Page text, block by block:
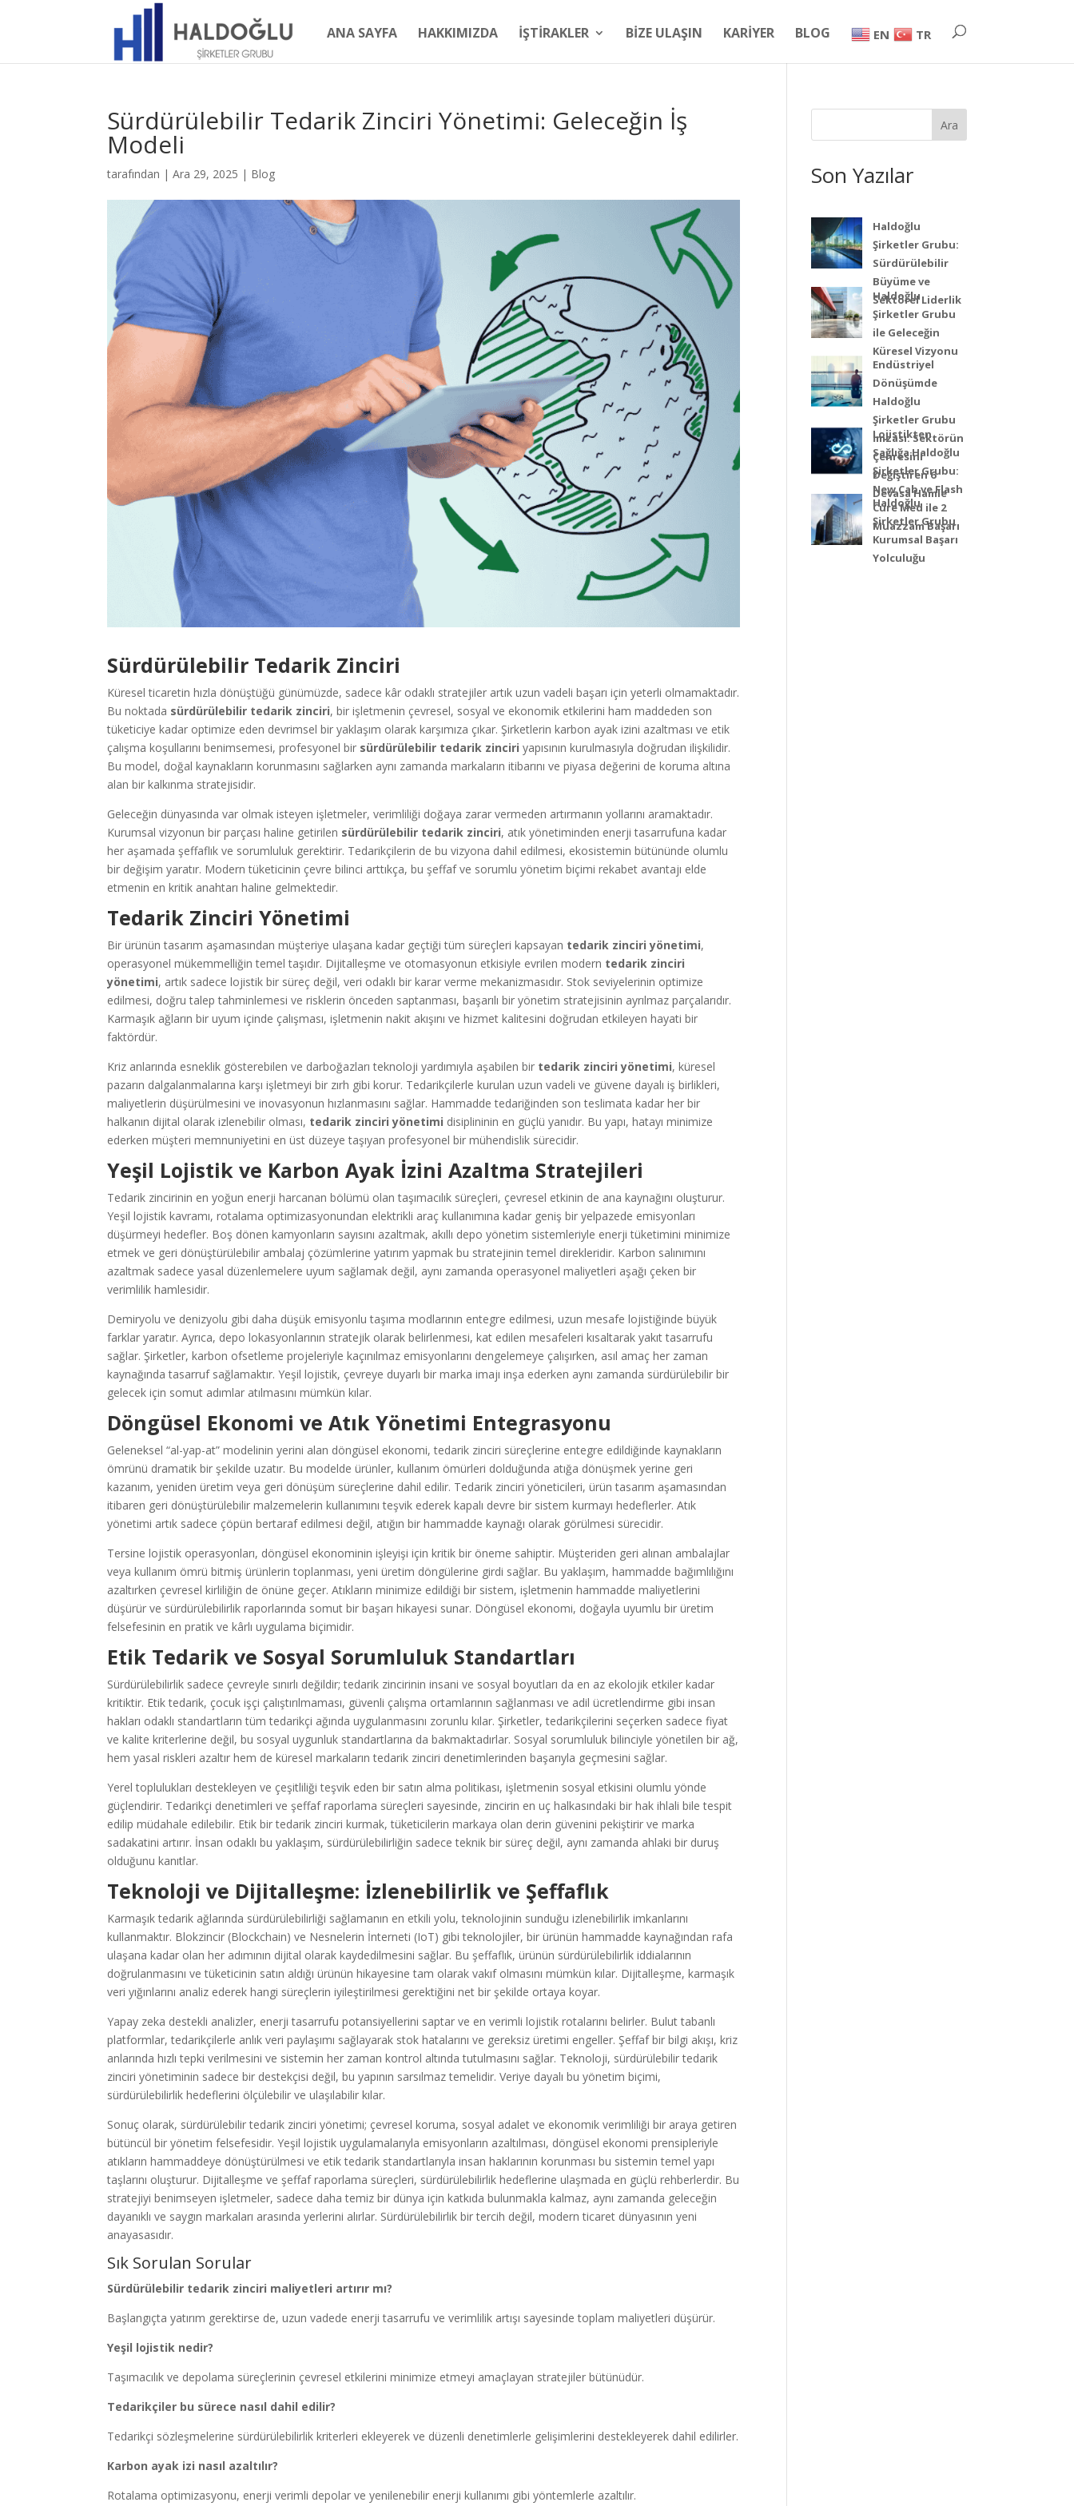
ANA SAYFA HAKKIMIZDA İŞTİRAKLER BİZE ULAŞIN KARİYER BLOG EN TR
Sürdürülebilir Tedarik Zinciri Yönetimi: Geleceğin İş
Modeli
tarafından |Ara 29, 2025 | Blog
Sürdürülebilir Tedarik Zinciri
Küresel ticaretin hızla dönüştüğü günümüzde, sadece kâr odaklı stratejiler artık uzun vadeli başarı için yeterli olmamaktadır.
Bu noktada sürdürülebilir tedarik zinciri, bir işletmenin çevresel, sosyal ve ekonomik etkilerini ham maddeden son
tüketiciye kadar optimize eden devrimsel bir yaklaşım olarak karşımıza çıkar. Şirketlerin karbon ayak izini azaltması ve etik
çalışma koşullarını benimsemesi, profesyonel bir sürdürülebilir tedarik zinciri yapısının kurulmasıyla doğrudan ilişkilidir.
Bu model, doğal kaynakların korunmasını sağlarken aynı zamanda markaların itibarını ve piyasa değerini de koruma altına
alan bir kalkınma stratejisidir.
Geleceğin dünyasında var olmak isteyen işletmeler, verimliliği doğaya zarar vermeden artırmanın yollarını aramaktadır.
Kurumsal vizyonun bir parçası haline getirilen sürdürülebilir tedarik zinciri, atık yönetiminden enerji tasarrufuna kadar
her aşamada şeffaflık ve sorumluluk gerektirir. Tedarikçilerin de bu vizyona dahil edilmesi, ekosistemin bütününde olumlu
bir değişim yaratır. Modern tüketicinin çevre bilinci arttıkça, bu şeffaf ve sorumlu yönetim biçimi rekabet avantajı elde
etmenin en kritik anahtarı haline gelmektedir.
Tedarik Zinciri Yönetimi
Bir ürünün tasarım aşamasından müşteriye ulaşana kadar geçtiği tüm süreçleri kapsayan tedarik zinciri yönetimi,
operasyonel mükemmelliğin temel taşıdır. Dijitalleşme ve otomasyonun etkisiyle evrilen modern tedarik zinciri
yönetimi, artık sadece lojistik bir süreç değil, veri odaklı bir karar verme mekanizmasıdır. Stok seviyelerinin optimize
edilmesi, doğru talep tahminlemesi ve risklerin önceden saptanması, başarılı bir yönetim stratejisinin ayrılmaz parçalarıdır.
Karmaşık ağların bir uyum içinde çalışması, işletmenin nakit akışını ve hizmet kalitesini doğrudan etkileyen hayati bir
faktördür.
Kriz anlarında esneklik gösterebilen ve darboğazları teknoloji yardımıyla aşabilen bir tedarik zinciri yönetimi, küresel
pazarın dalgalanmalarına karşı işletmeyi bir zırh gibi korur. Tedarikçilerle kurulan uzun vadeli ve güvene dayalı iş birlikleri,
maliyetlerin düşürülmesini ve inovasyonun hızlanmasını sağlar. Hammadde tedariğinden son teslimata kadar her bir
halkanın dijital olarak izlenebilir olması, tedarik zinciri yönetimi disiplininin en güçlü yanıdır. Bu yapı, hatayı minimize
ederken müşteri memnuniyetini en üst düzeye taşıyan profesyonel bir mühendislik sürecidir.
Yeşil Lojistik ve Karbon Ayak İzini Azaltma Stratejileri
Tedarik zincirinin en yoğun enerji harcanan bölümü olan taşımacılık süreçleri, çevresel etkinin de ana kaynağını oluşturur.
Yeşil lojistik kavramı, rotalama optimizasyonundan elektrikli araç kullanımına kadar geniş bir yelpazede emisyonları
düşürmeyi hedefler. Boş dönen kamyonların sayısını azaltmak, akıllı depo yönetim sistemleriyle enerji tüketimini minimize
etmek ve geri dönüştürülebilir ambalaj çözümlerine yatırım yapmak bu stratejinin temel direkleridir. Karbon salınımını
azaltmak sadece yasal düzenlemelere uyum sağlamak değil, aynı zamanda operasyonel maliyetleri aşağı çeken bir
verimlilik hamlesidir.
Demiryolu ve denizyolu gibi daha düşük emisyonlu taşıma modlarının entegre edilmesi, uzun mesafe lojistiğinde büyük
farklar yaratır. Ayrıca, depo lokasyonlarının stratejik olarak belirlenmesi, kat edilen mesafeleri kısaltarak yakıt tasarrufu
sağlar. Şirketler, karbon ofsetleme projeleriyle kaçınılmaz emisyonlarını dengelemeye çalışırken, asıl amaç her zaman
kaynağında tasarruf sağlamaktır. Yeşil lojistik, çevreye duyarlı bir marka imajı inşa ederken aynı zamanda sürdürülebilir bir
gelecek için somut adımlar atılmasını mümkün kılar.
Döngüsel Ekonomi ve Atık Yönetimi Entegrasyonu
Geleneksel “al-yap-at” modelinin yerini alan döngüsel ekonomi, tedarik zinciri süreçlerine entegre edildiğinde kaynakların
ömrünü dramatik bir şekilde uzatır. Bu modelde ürünler, kullanım ömürleri dolduğunda atığa dönüşmek yerine geri
kazanım, yeniden üretim veya geri dönüşüm süreçlerine dahil edilir. Tedarik zinciri yöneticileri, ürün tasarım aşamasından
itibaren geri dönüştürülebilir malzemelerin kullanımını teşvik ederek kapalı devre bir sistem kurmayı hedeflerler. Atık
yönetimi artık sadece çöpün bertaraf edilmesi değil, atığın bir hammadde kaynağı olarak görülmesi sürecidir.
Tersine lojistik operasyonları, döngüsel ekonominin işleyişi için kritik bir öneme sahiptir. Müşteriden geri alınan ambalajlar
veya kullanım ömrü bitmiş ürünlerin toplanması, yeni üretim döngülerine girdi sağlar. Bu yaklaşım, hammadde bağımlılığını
azaltırken çevresel kirliliğin de önüne geçer. Atıkların minimize edildiği bir sistem, işletmenin hammadde maliyetlerini
düşürür ve sürdürülebilirlik raporlarında somut bir başarı hikayesi sunar. Döngüsel ekonomi, doğayla uyumlu bir üretim
felsefesinin en pratik ve kârlı uygulama biçimidir.
Etik Tedarik ve Sosyal Sorumluluk Standartları
Sürdürülebilirlik sadece çevreyle sınırlı değildir; tedarik zincirinin insani ve sosyal boyutları da en az ekolojik etkiler kadar
kritiktir. Etik tedarik, çocuk işçi çalıştırılmaması, güvenli çalışma ortamlarının sağlanması ve adil ücretlendirme gibi insan
hakları odaklı standartların tüm tedarikçi ağında uygulanmasını zorunlu kılar. Şirketler, tedarikçilerini seçerken sadece fiyat
ve kalite kriterlerine değil, bu sosyal uygunluk standartlarına da bakmaktadırlar. Sosyal sorumluluk bilinciyle yönetilen bir ağ,
hem yasal riskleri azaltır hem de küresel markaların tedarik zinciri denetimlerinden başarıyla geçmesini sağlar.
Yerel toplulukları destekleyen ve çeşitliliği teşvik eden bir satın alma politikası, işletmenin sosyal etkisini olumlu yönde
güçlendirir. Tedarikçi denetimleri ve şeffaf raporlama süreçleri sayesinde, zincirin en uç halkasındaki bir hak ihlali bile tespit
edilip müdahale edilebilir. Etik bir tedarik zinciri kurmak, tüketicilerin markaya olan derin güvenini pekiştirir ve marka
sadakatini artırır. İnsan odaklı bu yaklaşım, sürdürülebilirliğin sadece teknik bir süreç değil, aynı zamanda ahlaki bir duruş
olduğunu kanıtlar.
Teknoloji ve Dijitalleşme: İzlenebilirlik ve Şeffaflık
Karmaşık tedarik ağlarında sürdürülebilirliği sağlamanın en etkili yolu, teknolojinin sunduğu izlenebilirlik imkanlarını
kullanmaktır. Blokzincir (Blockchain) ve Nesnelerin İnterneti (IoT) gibi teknolojiler, bir ürünün hammadde kaynağından rafa
ulaşana kadar olan her adımının dijital olarak kaydedilmesini sağlar. Bu şeffaflık, ürünün sürdürülebilirlik iddialarının
doğrulanmasını ve tüketicinin satın aldığı ürünün hikayesine tam olarak vakıf olmasını mümkün kılar. Dijitalleşme, karmaşık
veri yığınlarını analiz ederek hangi süreçlerin iyileştirilmesi gerektiğini net bir şekilde ortaya koyar.
Yapay zeka destekli analizler, enerji tasarrufu potansiyellerini saptar ve en verimli lojistik rotalarını belirler. Bulut tabanlı
platformlar, tedarikçilerle anlık veri paylaşımı sağlayarak stok hatalarını ve gereksiz üretimi engeller. Şeffaf bir bilgi akışı, kriz
anlarında hızlı tepki verilmesini ve sistemin her zaman kontrol altında tutulmasını sağlar. Teknoloji, sürdürülebilir tedarik
zinciri yönetiminin sadece bir destekçisi değil, bu yapının sarsılmaz temelidir. Veriye dayalı bu yönetim biçimi,
sürdürülebilirlik hedeflerini ölçülebilir ve ulaşılabilir kılar.
Sonuç olarak, sürdürülebilir tedarik zinciri yönetimi; çevresel koruma, sosyal adalet ve ekonomik verimliliği bir araya getiren
bütüncül bir yönetim felsefesidir. Yeşil lojistik uygulamalarıyla emisyonların azaltılması, döngüsel ekonomi prensipleriyle
atıkların hammaddeye dönüştürülmesi ve etik tedarik standartlarıyla insan haklarının korunması bu sistemin temel yapı
taşlarını oluşturur. Dijitalleşme ve şeffaf raporlama süreçleri, sürdürülebilirlik hedeflerine ulaşmada en güçlü rehberlerdir. Bu
stratejiyi benimseyen işletmeler, sadece daha temiz bir dünya için katkıda bulunmakla kalmaz, aynı zamanda geleceğin
dayanıklı ve saygın markaları arasında yerlerini alırlar. Sürdürülebilirlik bir tercih değil, modern ticaret dünyasının yeni
anayasasıdır.
Sık Sorulan Sorular
Sürdürülebilir tedarik zinciri maliyetleri artırır mı?
Başlangıçta yatırım gerektirse de, uzun vadede enerji tasarrufu ve verimlilik artışı sayesinde toplam maliyetleri düşürür.
Yeşil lojistik nedir?
Taşımacılık ve depolama süreçlerinin çevresel etkilerini minimize etmeyi amaçlayan stratejiler bütünüdür.
Tedarikçiler bu sürece nasıl dahil edilir?
Tedarikçi sözleşmelerine sürdürülebilirlik kriterleri ekleyerek ve düzenli denetimlerle gelişimlerini destekleyerek dahil edilirler.
Karbon ayak izi nasıl azaltılır?
Rotalama optimizasyonu, enerji verimli depolar ve yenilenebilir enerji kullanımı gibi yöntemlerle azaltılır.
Ara
Son Yazılar
Haldoğlu
Şirketler Grubu:
Sürdürülebilir
Büyüme ve
Sektörel Liderlik
Haldoğlu
Şirketler Grubu
ile Geleceğin
Küresel Vizyonu
Endüstriyel
Dönüşümde
Haldoğlu
Şirketler Grubu
İmzası: Sektörün
Çehresini
Değiştiren 6
Devasa Hamle
Lojistikten
Sağlığa Haldoğlu
Şirketler Grubu:
New Cab ve Flash
Cure Med ile 2
Muazzam Başarı
Haldoğlu
Şirketler Grubu
Kurumsal Başarı
Yolculuğu